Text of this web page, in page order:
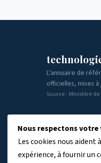
L'annuaire de
officielles, mises
Source : Ministère
Nous respectons votre
Les cookies nous aident
expérience, à fournir un